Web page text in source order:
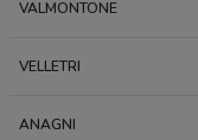
VALMONTONE
VELLETRI
ANAGNI